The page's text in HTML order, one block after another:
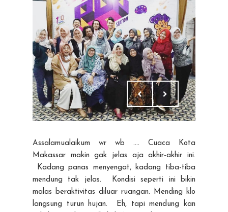
Assalamualaikum wr wb .... Cuaca Kota
Makassar makin gak jelas aja akhir-akhir ini.
Kadang panas menyengat, kadang tiba-tiba
mendung tak jelas. Kondisi seperti ini bikin
malas beraktivitas diluar ruangan. Mending klo
langsung turun hujan. Eh, tapi mendung kan